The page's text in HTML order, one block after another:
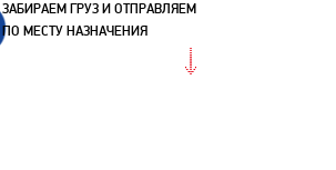
ЗАБИРАЕМ ГРУЗ И ОТПРАВЛЯЕМ
ПО МЕСТУ НАЗНАЧЕНИЯ